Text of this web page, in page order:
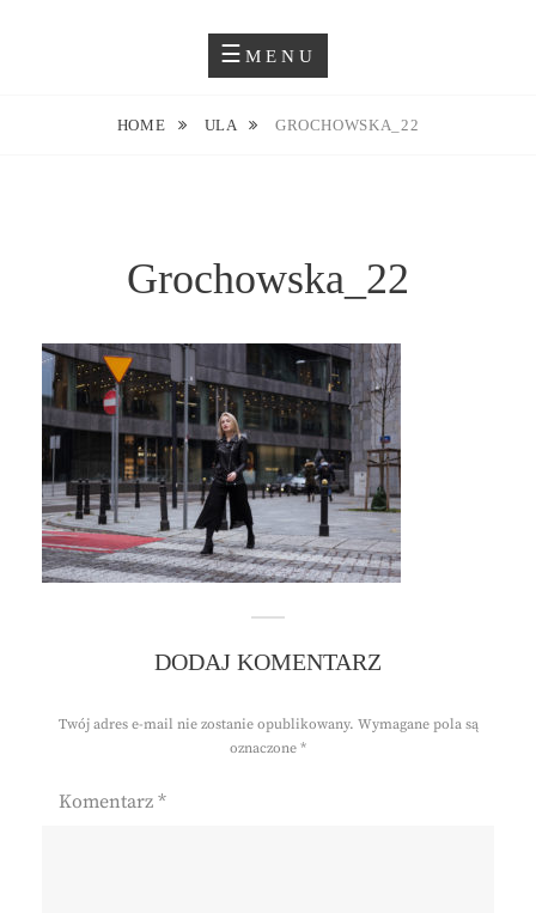
JUSTYNA EWA GROCHOWSKA
MENU
HOME ULA GROCHOWSKA_22
Grochowska_22
DODAJ KOMENTARZ
Twój adres e-mail nie zostanie opublikowany. Wymagane pola są
oznaczone *
Komentarz *